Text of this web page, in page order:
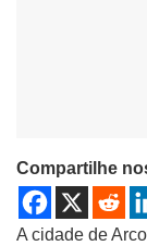
Compartilhe
A cidade de